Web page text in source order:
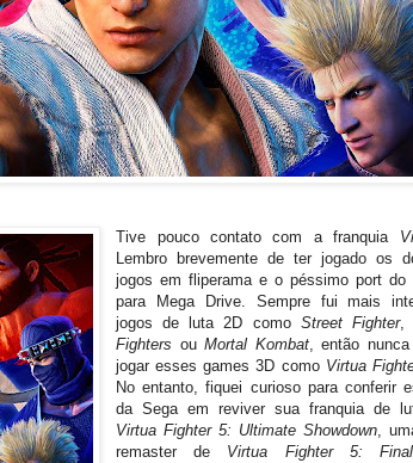
Tive pouco contato com a franquia
Lembro brevemente de ter jogado os
jogos em fliperama e o péssimo port do
para Mega Drive. Sempre fui mais
jogos de luta 2D como Street Fighter,
Fighters ouMortal Kombat, então
jogar esses games 3D como Virtua
No entanto, fiquei curioso para conferir
da Sega em reviver sua franquia de
Virtua Fighter 5: Ultimate Showdown,
remaster de Virtua Fighter 5: Final